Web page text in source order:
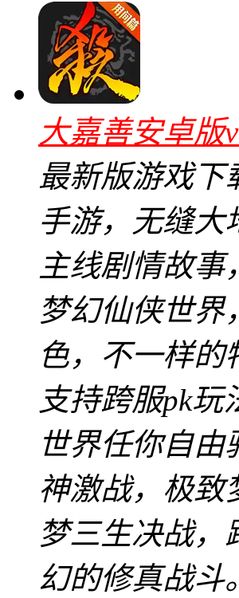
大嘉善安卓版
最新版游戏下
手游，无缝大
主线剧情故
梦幻仙侠世
色，不一样的
支持跨服pk玩
世界任你自
神激战，极致
梦三生决战，
幻的修真战斗